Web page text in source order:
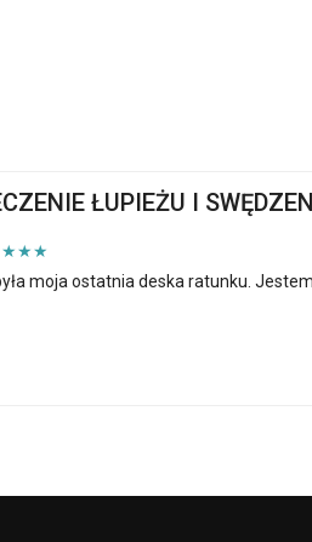
ŁUPIEŻU I
moja ostatnia deska ratunku.